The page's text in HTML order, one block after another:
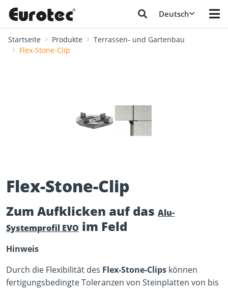
Deutsch
Startseite Produkte
Terrassen- und Gartenbau
Flex-Stone-Clip
Flex-Stone-Clip
Zum Aufklicken auf das Alu-
Systemprofil EVO im Feld
Hinweis
Durch die Flexibilität des Flex-Stone-Clips können
fertigungsbedingte Toleranzen von Steinplatten von bis